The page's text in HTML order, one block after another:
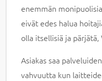
enemmän
eivät edes halua
olla itsellisiä ja
Asiakas saa
vahvuutta kun